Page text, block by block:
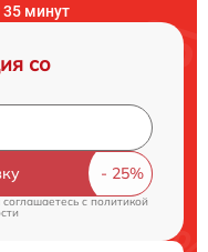
35 минут
со
cполитикой